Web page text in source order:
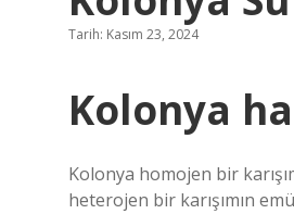
Tarih: Kasım 23, 2024
Kolonya
Kolonya homojen bir
heterojen bir karışımın